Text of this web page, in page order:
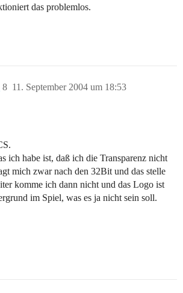
das problemlos.
11. September 2004 um 18:53
8
ich habe ist, daß ich die Transparenz nicht
mich zwar nach den 32Bit und das stelle
komme ich dann nicht und das Logo ist
im Spiel, was es ja nicht sein soll.